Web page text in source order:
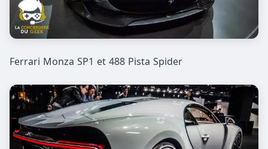
Ferrari Monza SP1 et 488 Pista Spider